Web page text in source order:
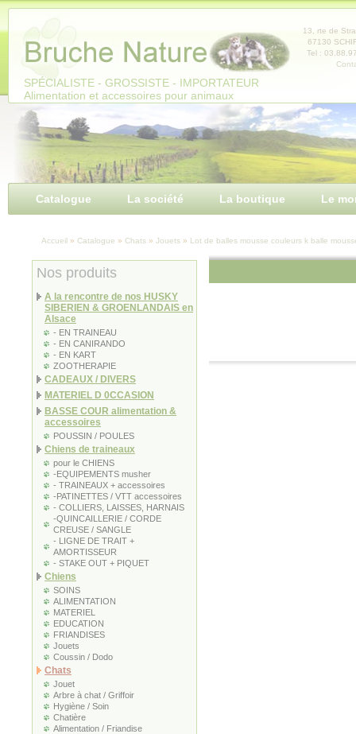
SPÉCIALISTE - GROSSISTE - IMPORTATEUR
Alimentation et accessoires pour animaux
13, rte de
67130
Tel :
Catalogue La société La boutique Le
Accueil » Catalogue » Chats » Jouets » Lot de balles mousse couleurs k balle
Nos produits
A la rencontre de nos HUSKY
SIBERIEN & GROENLANDAIS en
Alsace
- EN TRAINEAU
- EN CANIRANDO
- EN KART
ZOOTHERAPIE
CADEAUX / DIVERS
MATERIEL D 0CCASION
BASSE COUR alimentation &
accessoires
POUSSIN / POULES
Chiens de traineaux
pour le CHIENS
-EQUIPEMENTS musher
- TRAINEAUX + accessoires
-PATINETTES / VTT accessoires
- COLLIERS, LAISSES, HARNAIS
-QUINCAILLERIE / CORDE
CREUSE / SANGLE
- LIGNE DE TRAIT +
AMORTISSEUR
- STAKE OUT + PIQUET
Chiens
SOINS
ALIMENTATION
MATERIEL
EDUCATION
FRIANDISES
Jouets
Coussin / Dodo
Chats
Jouet
Arbre à chat / Griffoir
Hygiène / Soin
Chatière
Alimentation / Friandise
Panneau de gestion des cookies